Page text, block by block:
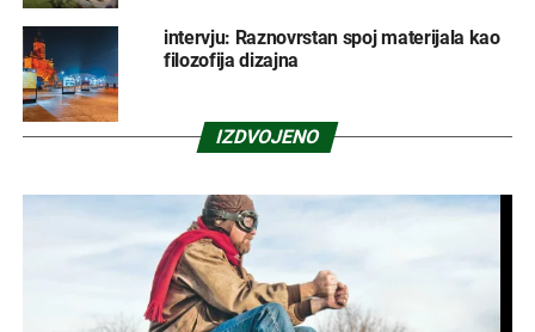
intervju: Raznovrstan spoj materijala kao
filozofija dizajna
IZDVOJENO